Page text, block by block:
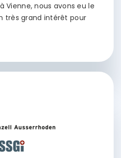
Vienne, nous avons eu le
très grand intérêt pour